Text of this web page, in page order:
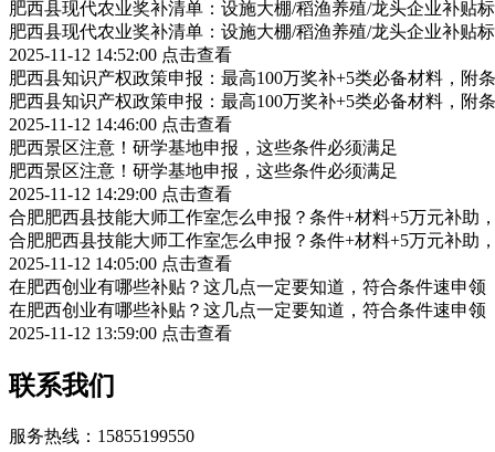
肥西县现代农业奖补清单：设施大棚/稻渔养殖/龙头企业补贴
肥西县现代农业奖补清单：设施大棚/稻渔养殖/龙头企业补贴
2025-11-12 14:52:00 点击查看
肥西县知识产权政策申报：最高100万奖补+5类必备材料，附
肥西县知识产权政策申报：最高100万奖补+5类必备材料，附
2025-11-12 14:46:00 点击查看
肥西景区注意！研学基地申报，这些条件必须满足
肥西景区注意！研学基地申报，这些条件必须满足
2025-11-12 14:29:00 点击查看
合肥肥西县技能大师工作室怎么申报？条件+材料+5万元补助
合肥肥西县技能大师工作室怎么申报？条件+材料+5万元补助
2025-11-12 14:05:00 点击查看
在肥西创业有哪些补贴？这几点一定要知道，符合条件速申领
在肥西创业有哪些补贴？这几点一定要知道，符合条件速申领
2025-11-12 13:59:00 点击查看
联系我们
服务热线：15855199550